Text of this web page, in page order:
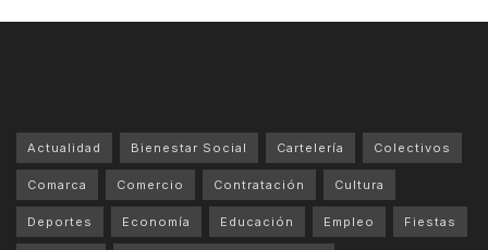
Actualidad Bienestar Social Cartelería Colectivos
Comarca Comercio Contratación Cultura
Deportes Economía Educación Empleo Fiestas